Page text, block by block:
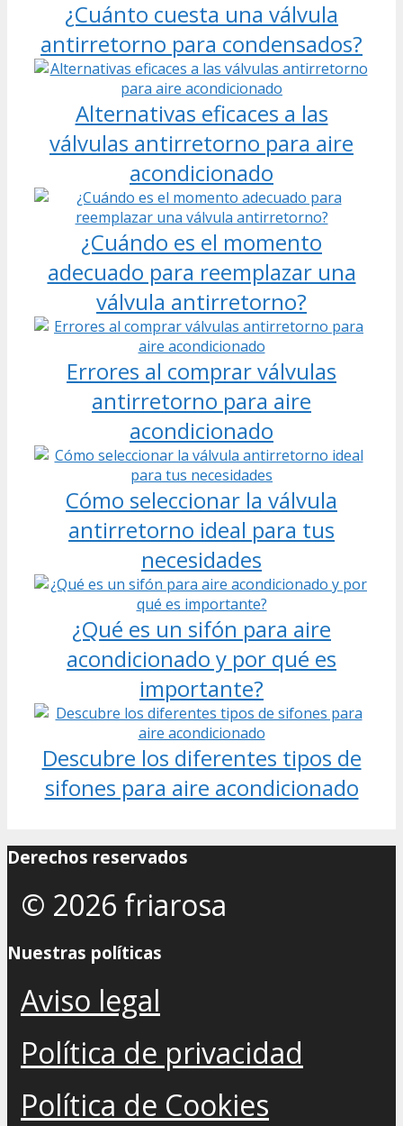
¿Cuánto cuesta una válvula
antirretorno para condensados?
Alternativas eficaces a las
válvulas antirretorno para aire
acondicionado
¿Cuándo es el momento
adecuado para reemplazar una
válvula antirretorno?
Errores al comprar válvulas
antirretorno para aire
acondicionado
Cómo seleccionar la válvula
antirretorno ideal para tus
necesidades
¿Qué es un sifón para aire
acondicionado y por qué es
importante?
Descubre los diferentes tipos de
sifones para aire acondicionado
Derechos reservados
© 2026 friarosa
Nuestras políticas
Aviso legal
Política de privacidad
Política de Cookies